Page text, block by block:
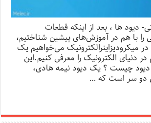
دیود ها ، بعد از اینکه قطعات
را با هم در آموزش‌های پیشین شناختیم،
میکرودیزاینرالکترونیک می‌خواهیم یک
دنیای الکترونیک را معرفی کنیم.این
چیست ؟ یک دیود نیمه هادی،
دو سر است که …